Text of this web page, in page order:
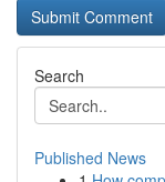
Search
Published News